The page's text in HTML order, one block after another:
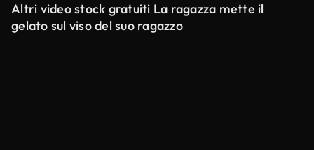
Altri video stock gratuiti La ragazza mette il
gelato sul viso del suo ragazzo